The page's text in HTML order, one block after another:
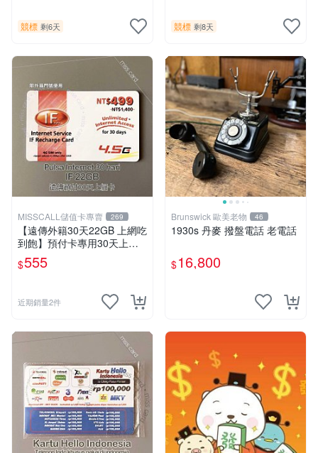
競標 剩6天 競標 剩8天
MISSCALL儲值卡專賣 269
【遠傳外籍30天22GB 上網吃
到飽】預付卡專用30天上網
補充卡/儲值卡．Internet if
u．if499⚡MissCall儲值卡專
$555
近期銷量2件
Brunswick 歐美老物 46
1930s 丹麥 撥盤電話 老電話
$16,800